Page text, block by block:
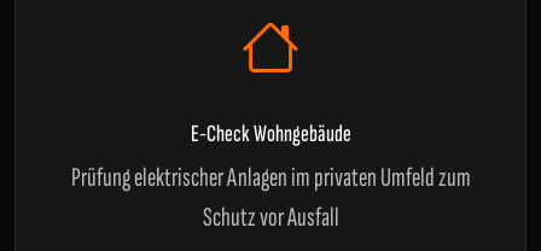
E-Check Wohngebäude
Prüfung elektrischer Anlagen im privaten Umfeld zum
Schutz vor Ausfall